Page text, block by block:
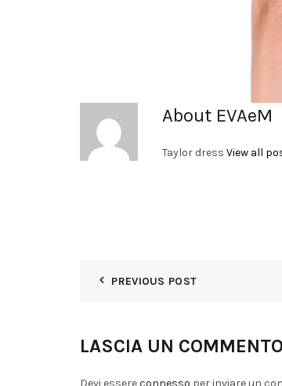
About EVAeM
Taylor dress View all
PREVIOUS POST
LASCIA UN COMMENTO
Devi essereconnesso per inviare un